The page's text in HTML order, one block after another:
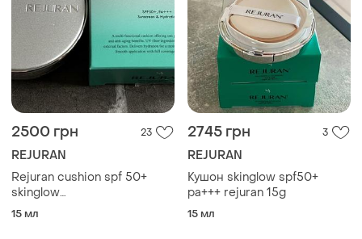
2500 грн 23
REJURAN
Rejuran cushion spf 50+
skinglow
мультифункціональний
15 мл
2745 грн 3
REJURAN
Кушон skinglow spf50+
pa+++ rejuran 15g
15 мл